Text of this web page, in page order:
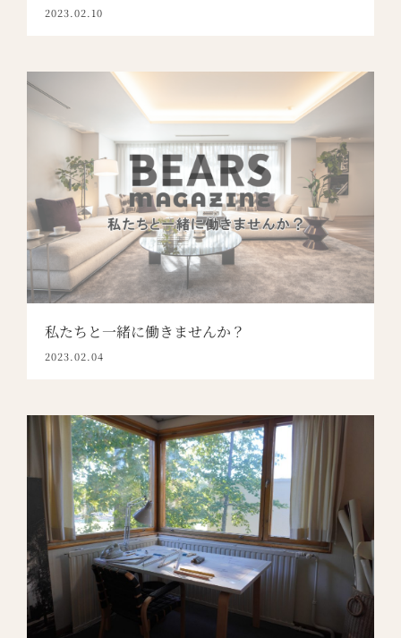
2023.02.10
私たちと一緒に働きませんか？
2023.02.04